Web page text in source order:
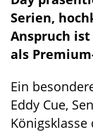
Serien,
Anspruch
als
Ein
Eddy Cue,